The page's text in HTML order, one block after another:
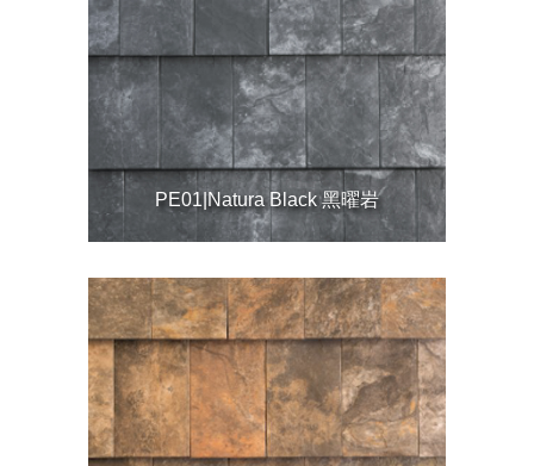
PE01|Natura Black 黑曜岩